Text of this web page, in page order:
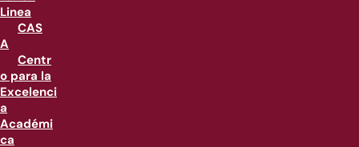
Linea
CAS
A
Centr
o para la
Excelenci
a
Académi
ca